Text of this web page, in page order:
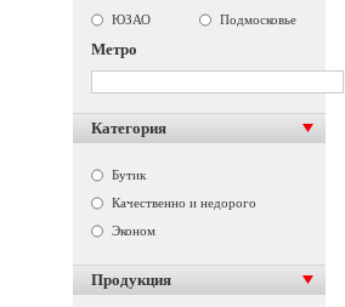
ЮЗАО
Подмосковье
Метро
Категория
Бутик
Качественно и недорого
Эконом
Продукция